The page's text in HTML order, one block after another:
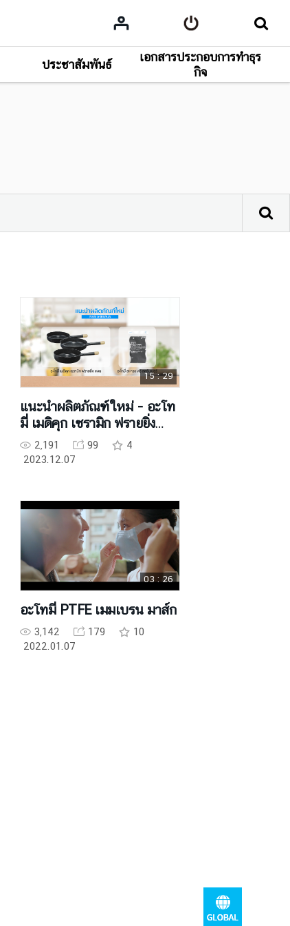
ประชาสัมพันธ์
เอกสารประกอบการทำธุร
กิจ
15 : 29
แนะนำผลิตภัณฑ์ใหม่ - อะโท
มี่ เมดิคุก เซรามิก ฟรายยิ่ง
แพน & สแครช ฟรี สครับเบอร์
2,191 99
4
2023.12.07
03 : 26
อะโทมี่ PTFE เมมเบรน มาส์ก
3,142 179
10
2022.01.07